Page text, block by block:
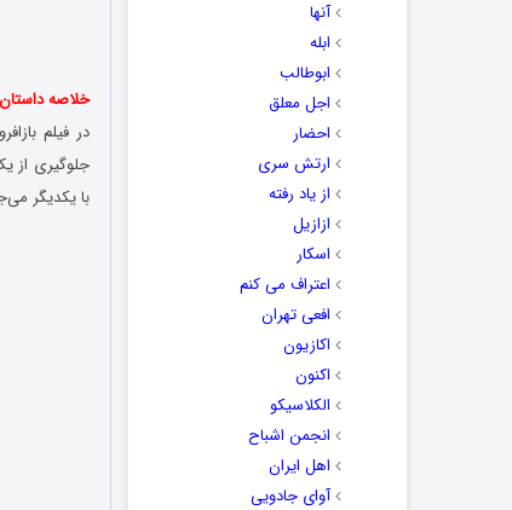
آنها
ابله
ابوطالب
اجل معلق
احضار
ارتش سری
از یاد رفته
ازازیل
اسکار
اعتراف می کنم
افعی تهران
اکازیون
اکنون
الکلاسیکو
انجمن اشباح
اهل ایران
آوای جادویی
خلاصه
جلوگیری از
با یکدیگر